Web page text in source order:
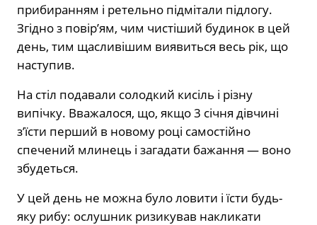
прибиранням і ретельно підмітали підлогу.
Згідно з повір’ям, чим чистіший будинок в цей
день, тим щасливішим виявиться весь рік, що
наступив.
На стіл подавали солодкий кисіль і різну
випічку. Вважалося, що, якщо 3 січня дівчині
з’їсти перший в новому році самостійно
спечений млинець і загадати бажання — воно
збудеться.
У цей день не можна було ловити і їсти будь-
яку рибу: ослушник ризикував накликати